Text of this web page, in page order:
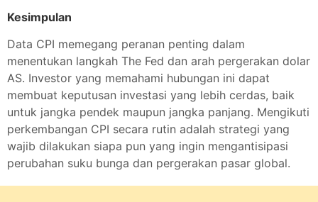
Kesimpulan
Data CPI memegang peranan penting dalam
menentukan langkah The Fed dan arah pergerakan dolar
AS. Investor yang memahami hubungan ini dapat
membuat keputusan investasi yang lebih cerdas, baik
untuk jangka pendek maupun jangka panjang. Mengikuti
perkembangan CPI secara rutin adalah strategi yang
wajib dilakukan siapa pun yang ingin mengantisipasi
perubahan suku bunga dan pergerakan pasar global.